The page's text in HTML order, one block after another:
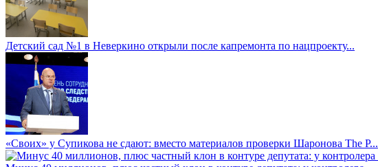
Детский сад №1 в Неверкино открыли после капремонта по нацпроекту...
«Своих» у Супикова не сдают: вместо материалов проверки Шаронова The P...